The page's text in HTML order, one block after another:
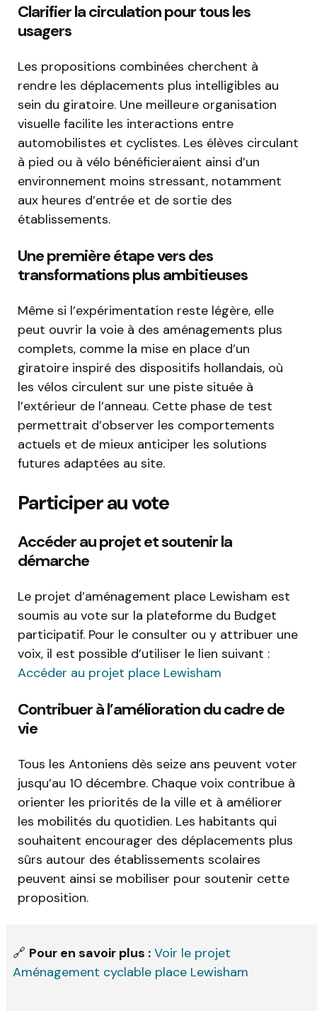
Clarifier la circulation pour tous les
usagers
Les propositions combinées cherchent à
rendre les déplacements plus intelligibles au
sein du giratoire. Une meilleure organisation
visuelle facilite les interactions entre
automobilistes et cyclistes. Les élèves circulant
à pied ou à vélo bénéficieraient ainsi d’un
environnement moins stressant, notamment
aux heures d’entrée et de sortie des
établissements.
Une première étape vers des
transformations plus ambitieuses
Même si l’expérimentation reste légère, elle
peut ouvrir la voie à des aménagements plus
complets, comme la mise en place d’un
giratoire inspiré des dispositifs hollandais, où
les vélos circulent sur une piste située à
l’extérieur de l’anneau. Cette phase de test
permettrait d’observer les comportements
actuels et de mieux anticiper les solutions
futures adaptées au site.
Participer au vote
Accéder au projet et soutenir la
démarche
Le projet d’aménagement place Lewisham est
soumis au vote sur la plateforme du Budget
participatif. Pour le consulter ou y attribuer une
voix, il est possible d’utiliser le lien suivant :
Accéder au projet place Lewisham
Contribuer à l’amélioration du cadre de
vie
Tous les Antoniens dès seize ans peuvent voter
jusqu’au 10 décembre. Chaque voix contribue à
orienter les priorités de la ville et à améliorer
les mobilités du quotidien. Les habitants qui
souhaitent encourager des déplacements plus
sûrs autour des établissements scolaires
peuvent ainsi se mobiliser pour soutenir cette
proposition.
🔗 Pour en savoir plus : Voir le projet
Aménagement cyclable place Lewisham